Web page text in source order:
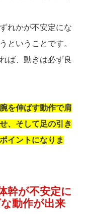
れかが不安定にな
ということです。
ば、動きは必ず良
を伸ばす動作で肩
、そして足の引き
イントになりま
幹が不安定に
動作が出来